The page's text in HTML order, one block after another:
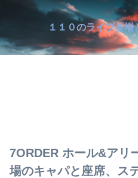
１１０のライブ会
7ORDER ホール&アリ
場のキャパと座席、ス